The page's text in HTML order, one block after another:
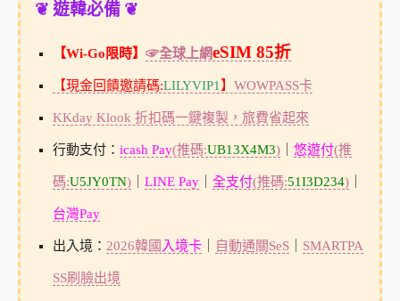
❦ 遊韓必備 ❦
【Wi-Go限時】 ☞全球上網eSIM 85折
【現金回饋邀請碼:LILYVIP1 】 WOWPASS卡
KKday Klook 折扣碼一鍵複製，旅費省起來
行動支付： icash Pay(推碼:UB13X4M3)｜ 悠遊付(推
碼:U5JY0TN)｜ LINE Pay｜ 全支付(推碼:51I3D234)｜
台灣Pay
出入境： 2026韓國 入境卡｜ 自動通關SeS｜ SMARTPA
SS刷臉出境